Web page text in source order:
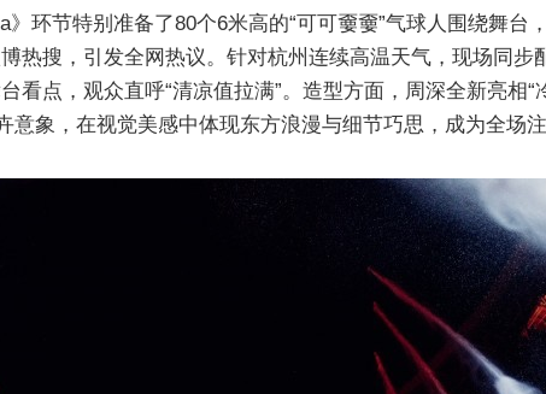
环节特别准备了80个6米高的“可可嫑嫑”气球人围绕舞台
热搜，引发全网热议。针对杭州连续高温天气，现场同步
看点，观众直呼“清凉值拉满”。造型方面，周深全新亮相“
象，在视觉美感中体现东方浪漫与细节巧思，成为全场注